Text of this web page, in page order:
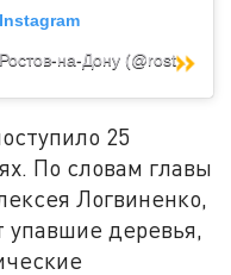
Публикация от Ростов Главный —Ростов-на-Дону (@rostov.761)
25
По словам главы
Логвиненко,
упавшие деревья,